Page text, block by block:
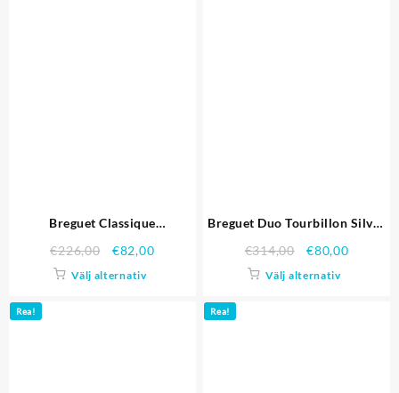
Breguet Classique
Case svart läderrem 80156
€226,00 €82,00
Välj alternativ
Breguet Duo Tourbillon Silver
läderarmband 622.622 Replika
Klockor
€314,00 €80,00
Välj alternativ
Rea! Rea!